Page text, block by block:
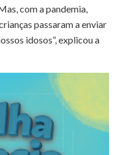
com a pandemia,
passaram a enviar
idosos”, explicou a